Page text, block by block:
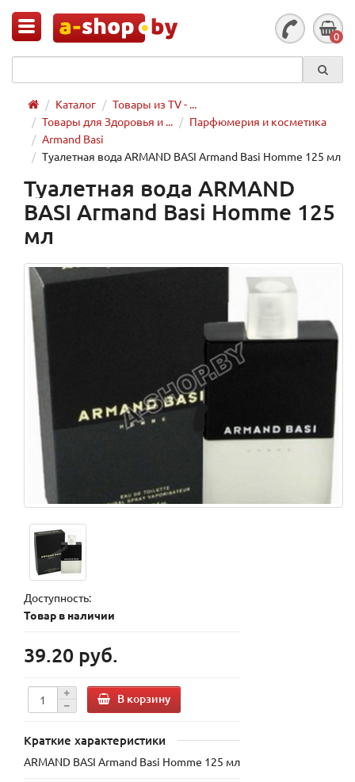
0
Каталог
Товары из TV - ...
Товары для Здоровья и ...
Парфюмерия и косметика
Armand Basi
Туалетная вода ARMAND BASI Armand Basi Homme 125 мл
Туалетная вода ARMAND
BASI Armand Basi Homme 125
мл
Доступность:
Товар в наличии
39.20 руб.
В корзину
Краткие характеристики
ARMAND BASI Armand Basi Homme 125 мл